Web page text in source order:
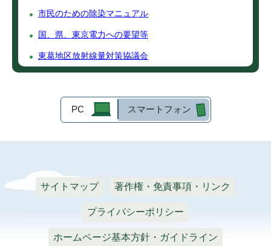
市民のための除染マニュアル
国、県、東京電力への要望等
東葛地区放射線量対策協議会
PC スマートフォン
サイトマップ 著作権・免責事項・リンク
プライバシーポリシー
ホームページ基本方針・ガイドライン